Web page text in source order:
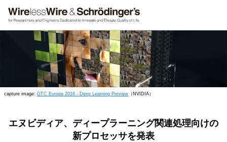
capture image: GTC Europe 2016 - Deep Learning Preview （NVIDIA）
エヌビディア、ディープラーニング関連処理向けの
新プロセッサを発表